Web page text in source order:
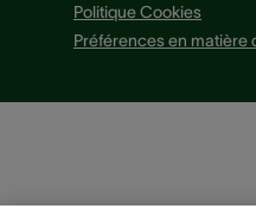
Politique Cookies
Préférences en matière